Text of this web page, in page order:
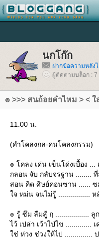
นกโก๊ก
ฝากข้อความหลัง
ผู้ติดตามบล็อก : 7
๏ >>> สนถ้อยคำไหม > <
11.00 น.
(คำโคลงกล-คนโคลงกรรม)
๏ โคลง เด่น เข็นโด่งเบื้อง ...
กลอน จับ กลับจรฐาน ........
สอน คิด ศิษย์คอนซาน ......
จ หม่น จนไม่รู้ ................ ห
๏ รู้ ซึม ลืมสู้ ฤ .................
ไว้ เปล่า เว้าไป่ไข .............
ช่ ห่วง ช่วงให้ไป ..............